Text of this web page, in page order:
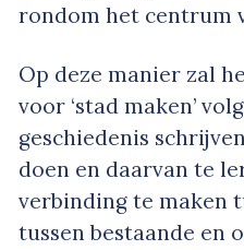
rondom het centrum
Op deze manier zal
voor ‘stad maken’
geschiedenis
doen en daarvan te
verbinding te maken
tussen bestaande en